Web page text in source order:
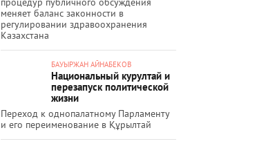
меняет баланс законности в
регулировании здравоохранения
Казахстана
БАУЫРЖАН АЙНАБЕКОВ
Национальный курултай и
перезапуск политической
жизни
Переход к однопалатному Парламенту
и его переименование в Құрылтай